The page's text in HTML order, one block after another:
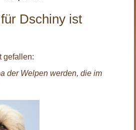
Dschiny ist
gefallen:
der Welpen werden, die im